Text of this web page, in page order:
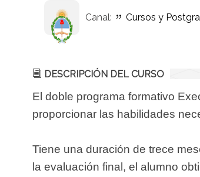
Canal: Cursos y
DESCRIPCIÓN DEL CURSO
El doble programa formativo
proporcionar las habilidades
Tiene una duración de trece
la evaluación final, el alumno